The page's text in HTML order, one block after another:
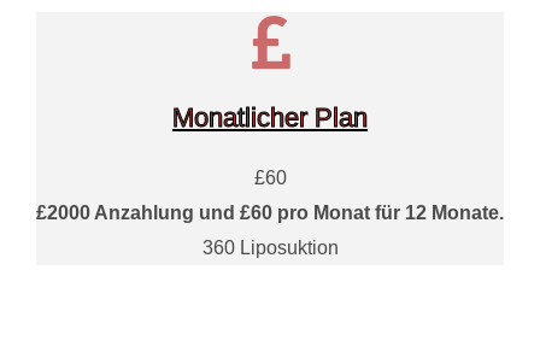
Monatlicher Plan
£60
£2000 Anzahlung und £60 pro Monat für 12 Monate.
360 Liposuktion